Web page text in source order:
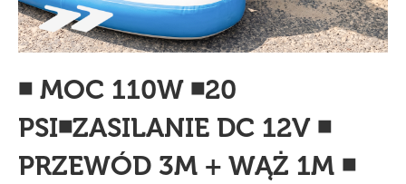
◾ MOC 110W ◾20
PSI◾ZASILANIE DC 12V ◾
PRZEWÓD 3M + WĄŻ 1M ◾